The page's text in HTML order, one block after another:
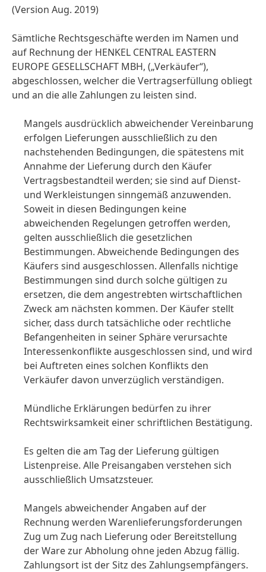
(Version Aug. 2019)
Sämtliche Rechtsgeschäfte werden im Namen und
auf Rechnung der HENKEL CENTRAL EASTERN
EUROPE GESELLSCHAFT MBH, („Verkäufer“),
abgeschlossen, welcher die Vertragserfüllung obliegt
und an die alle Zahlungen zu leisten sind.
Mangels ausdrücklich abweichender Vereinbarung
erfolgen Lieferungen ausschließlich zu den
nachstehenden Bedingungen, die spätestens mit
Annahme der Lieferung durch den Käufer
Vertragsbestandteil werden; sie sind auf Dienst-
und Werkleistungen sinngemäß anzuwenden.
Soweit in diesen Bedingungen keine
abweichenden Regelungen getroffen werden,
gelten ausschließlich die gesetzlichen
Bestimmungen. Abweichende Bedingungen des
Käufers sind ausgeschlossen. Allenfalls nichtige
Bestimmungen sind durch solche gültigen zu
ersetzen, die dem angestrebten wirtschaftlichen
Zweck am nächsten kommen. Der Käufer stellt
sicher, dass durch tatsächliche oder rechtliche
Befangenheiten in seiner Sphäre verursachte
Interessenkonflikte ausgeschlossen sind, und wird
bei Auftreten eines solchen Konflikts den
Verkäufer davon unverzüglich verständigen.
Mündliche Erklärungen bedürfen zu ihrer
Rechtswirksamkeit einer schriftlichen Bestätigung.
Es gelten die am Tag der Lieferung gültigen
Listenpreise. Alle Preisangaben verstehen sich
ausschließlich Umsatzsteuer.
Mangels abweichender Angaben auf der
Rechnung werden Warenlieferungsforderungen
Zug um Zug nach Lieferung oder Bereitstellung
der Ware zur Abholung ohne jeden Abzug fällig.
Zahlungsort ist der Sitz des Zahlungsempfängers.